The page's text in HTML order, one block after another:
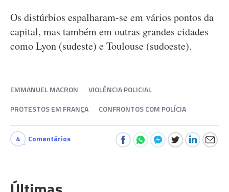
Os distúrbios espalharam-se em vários pontos da
capital, mas também em outras grandes cidades
como Lyon (sudeste) e Toulouse (sudoeste).
EMMANUEL MACRON
VIOLÊNCIA POLICIAL
PROTESTOS EM FRANÇA
CONFRONTOS COM POLÍCIA
4 Comentários